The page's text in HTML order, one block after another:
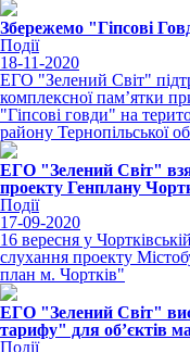
Збережемо "Гіпсові
Події
18-11-2020
ЕГО "Зелений Світ"
комплексної пам’ятки
"Гіпсові говди" на
району Тернопільської
ЕГО "Зелений Світ"
проекту Генплану
Події
17-09-2020
16 вересня у
слухання проекту
план м. Чортків"
ЕГО "Зелений Світ"
тарифу" для об’єктів
Події